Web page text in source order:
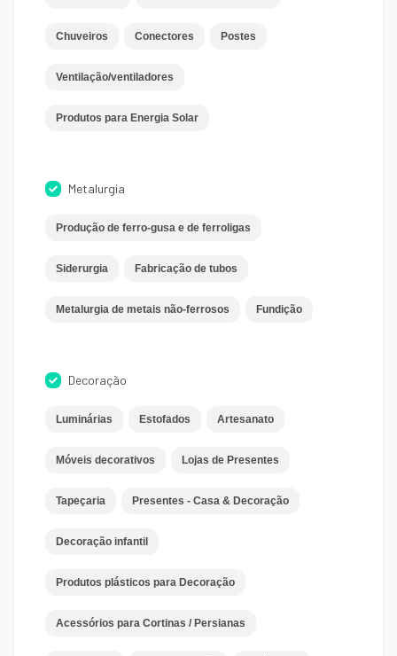
Chuveiros Conectores Postes
Ventilação/ventiladores
Produtos para Energia Solar
Metalurgia
Produção de ferro-gusa e de ferroligas
Siderurgia Fabricação de tubos
Metalurgia de metais não-ferrosos Fundição
Decoração
Luminárias Estofados Artesanato
Móveis decorativos Lojas de Presentes
Tapeçaria Presentes - Casa & Decoração
Decoração infantil
Produtos plásticos para Decoração
Acessórios para Cortinas / Persianas